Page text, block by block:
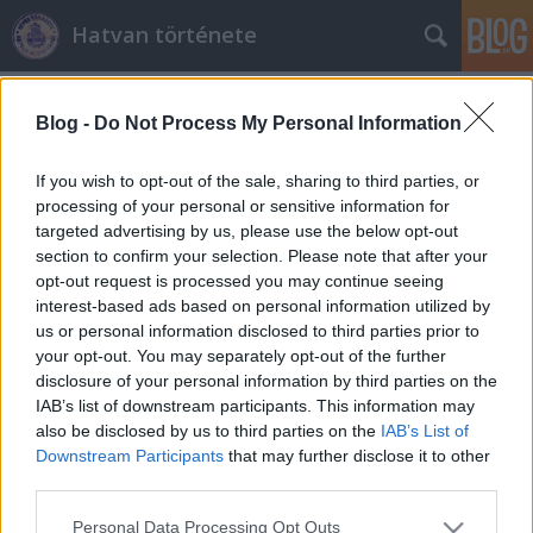
Blog - Do Not Process My Personal Information
If you wish to opt-out of the sale, sharing to third parties, or
processing of your personal or sensitive information for
targeted advertising by us, please use the below opt-out
section to confirm your selection. Please note that after your
opt-out request is processed you may continue seeing
interest-based ads based on personal information utilized by
us or personal information disclosed to third parties prior to
your opt-out. You may separately opt-out of the further
disclosure of your personal information by third parties on the
IAB’s list of downstream participants. This information may
also be disclosed by us to third parties on the IAB’s List of
Downstream Participants that may further disclose it to other
Please note that this website/app uses one or more Google
Personal Data Processing Opt Outs
Hatvan története
Ziggy Stardust •2010. szeptember 04.
Szolgálati közleményként ismét egy kis sajtó-
reakció: augusztus során két, közel azonos tartalmú
cikk jelent meg (Heves Megyei Hírlap, Hatvani Hírek),
amelyek személyemmel, illetve helytörténeti
kutatásaimmal foglalkoztak. Hobbi-
várostörténészként általában ódzkodom a…
Az 1849-es honvéd-sírhely múltja (4.)